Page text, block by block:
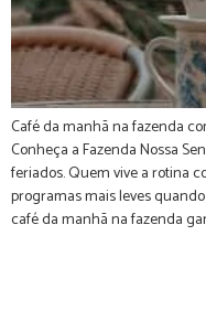
Café da manhã na fazenda
Conheça a Fazenda Nossa
feriados. Quem vive a rotina
programas mais leves
café da manhã na fazenda